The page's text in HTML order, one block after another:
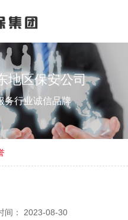
区保安公司
务行业诚信品牌
间： 2023-08-30